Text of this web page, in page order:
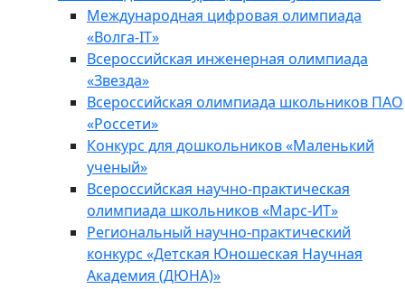
Международная цифровая олимпиада
«Волга-IT»
Всероссийская инженерная олимпиада
«Звезда»
Всероссийская олимпиада школьников ПАО
«Россети»
Конкурс для дошкольников «Маленький
ученый»
Всероссийская научно-практическая
олимпиада школьников «Марс-ИТ»
Региональный научно-практический
конкурс «Детская Юношеская Научная
Академия (ДЮНА)»